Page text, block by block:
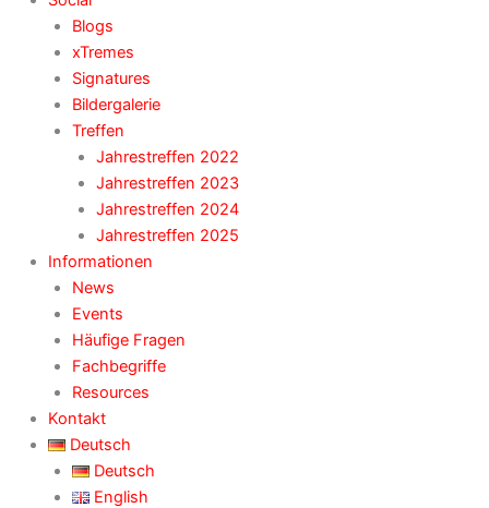
Blogs
xTremes
Signatures
Bildergalerie
Treffen
Jahrestreffen 2022
Jahrestreffen 2023
Jahrestreffen 2024
Jahrestreffen 2025
Informationen
News
Events
Häufige Fragen
Fachbegriffe
Resources
Kontakt
Deutsch
Deutsch
English